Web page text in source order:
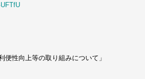
便性向上等の取り組みについて」